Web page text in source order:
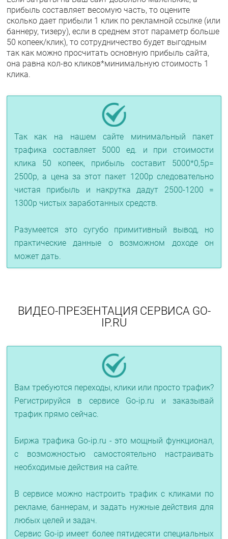
прибыль составляет весомую часть, то оцените
сколько дает прибыли 1 клик по рекламной ссылке (или
баннеру, тизеру), если в среднем этот параметр больше
50 копеек/клик), то сотрудничество будет выгодным
так как можно просчитать основную прибыль сайта,
она равна кол-во кликов*минимальную стоимость 1
клика.
Так как на нашем сайте минимальный пакет
трафика составляет 5000 ед. и при стоимости
клика 50 копеек, прибыль составит 5000*0,5р=
2500р, а цена за этот пакет 1200р следовательно
чистая прибыль и накрутка дадут 2500-1200 =
1300р чистых заработанных средств.
Разумеется это сугубо примитивный вывод, но
практические данные о возможном доходе он
может дать.
ВИДЕО-ПРЕЗЕНТАЦИЯ СЕРВИСА GO-
IP.RU
Вам требуются переходы, клики или просто трафик?
Регистрируйся в сервисе Go-ip.ru и заказывай
трафик прямо сейчас.
Биржа трафика Go-ip.ru - это мощный функционал,
с возможностью самостоятельно настраивать
необходимые действия на сайте.
В сервисе можно настроить трафик с кликами по
рекламе, баннерам, и задать нужные действия для
любых целей и задач.
Сервис Go-ip имеет более пятидесяти специальных